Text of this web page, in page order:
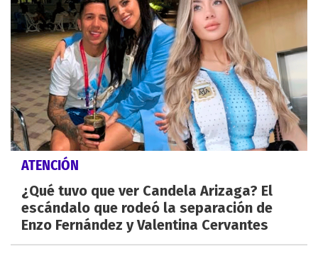
ATENCIÓN
¿Qué tuvo que ver Candela Arizaga? El
escándalo que rodeó la separación de
Enzo Fernández y Valentina Cervantes